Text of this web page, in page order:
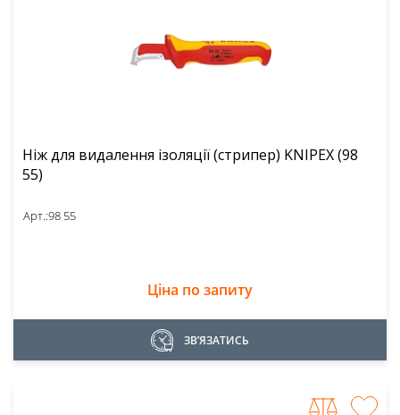
Ніж для видалення ізоляції (стрипер) KNIPEX (98
55)
Арт.:98 55
Ціна по запиту
ЗВ’ЯЗАТИСЬ